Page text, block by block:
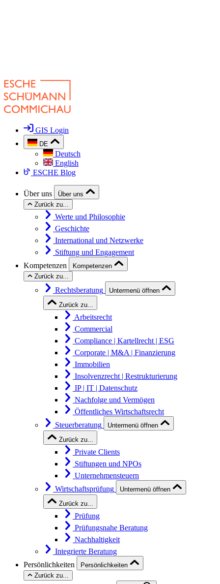
GIS Login
DE
Deutsch
English
ESCHE Blog
Über uns
Über uns
Zurück zu...
Werte und Philosophie
Geschichte
International und Netzwerke
Stiftung und Engagement
Kompetenzen
Kompetenzen
Zurück zu...
Rechtsberatung
Untermenü öffnen
Zurück zu...
Arbeitsrecht
Commercial
Compliance | Kartellrecht | ESG
Corporate | M&A | Finanzierung
Immobilien
Insolvenzrecht | Restrukturierung
IP | IT | Datenschutz
Nachfolge und Vermögen
Öffentliches Wirtschaftsrecht
Steuerberatung
Untermenü öffnen
Zurück zu...
Private Clients
Stiftungen und NPOs
Unternehmensteuern
Wirtschaftsprüfung
Untermenü öffnen
Zurück zu...
Prüfung
Prüfungsnahe Beratung
Nachhaltigkeit
Integrierte Beratung
Persönlichkeiten
Persönlichkeiten
Zurück zu...